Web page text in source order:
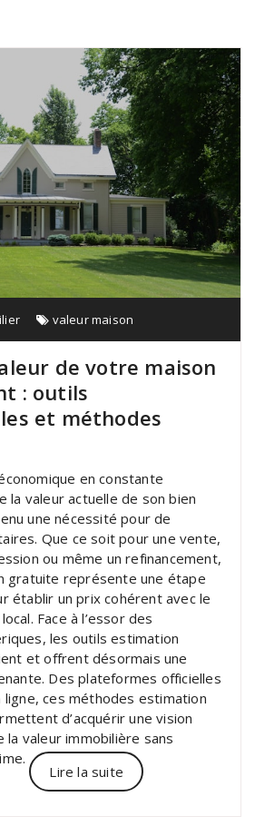
valeur maison
de votre maison
: outils
et méthodes
en constante
la valeur actuelle de son bien
une nécessité pour de
Que ce soit pour une vente,
ou même un refinancement,
gratuite représente une étape
établir un prix cohérent avec le
Face à l’essor des
les outils estimation
et offrent désormais une
Des plateformes officielles
ligne, ces méthodes estimation
d’acquérir une vision
la valeur immobilière sans
Lire la suite